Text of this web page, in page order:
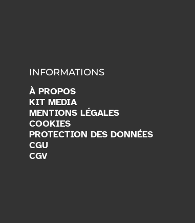
INFORMATIONS
À PROPOS
KIT MEDIA
MENTIONS LÉGALES
COOKIES
PROTECTION DES DONNÉES
CGU
CGV